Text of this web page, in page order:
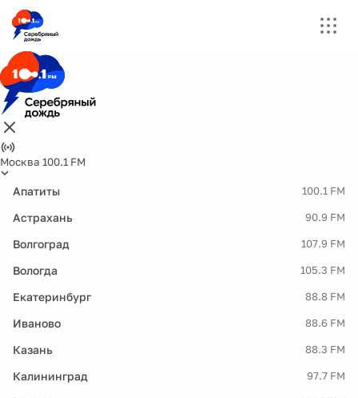
Москва 100.1 FM
Апатиты 100.1 FM
Астрахань 90.9 FM
Волгоград 107.9 FM
Вологда 105.3 FM
Екатеринбург 88.8 FM
Иваново 88.6 FM
Казань 88.3 FM
Калининград 97.7 FM